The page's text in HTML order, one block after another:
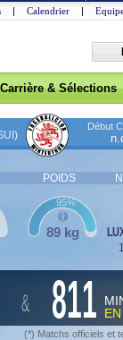
| Calendrier |
Carrière & Sélections
Début
POIDS
89 kg
95%
& 811
(*) Matchs officiels et